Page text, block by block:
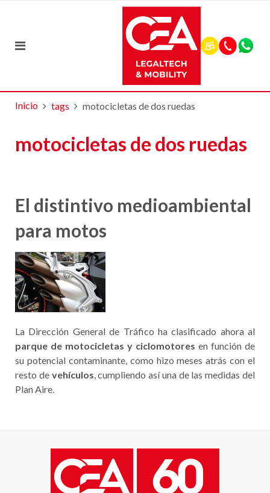
Inicio tags motocicletas de dos ruedas
motocicletas de dos ruedas
El distintivo medioambiental
para motos
La Dirección General de Tráfico ha clasificado ahora al
parque de motocicletas y ciclomotores en función de
su potencial contaminante, como hizo meses atrás con el
resto de vehículos, cumpliendo así una de las medidas del
Plan Aire.